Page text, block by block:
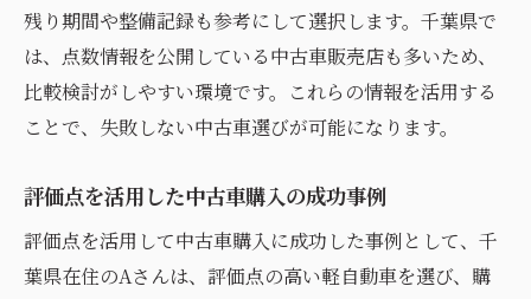
残り期間や整備記録も参考にして選択します。千葉県で
は、点数情報を公開している中古車販売店も多いため、
比較検討がしやすい環境です。これらの情報を活用する
ことで、失敗しない中古車選びが可能になります。
評価点を活用した中古車購入の成功事例
評価点を活用して中古車購入に成功した事例として、千
葉県在住のAさんは、評価点の高い軽自動車を選び、購